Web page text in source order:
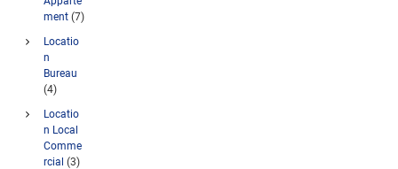
ment (7)
Locatio
n
Bureau
(4)
Locatio
n Local
Comme
rcial (3)